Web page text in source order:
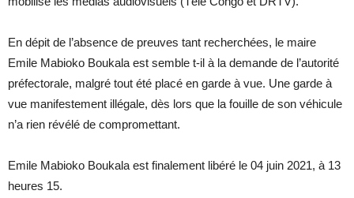
En dépit de l’absence de preuves tant recherchées, le maire
Emile Mabioko Boukala est semble t-il à la demande de l’autorité
préfectorale, malgré tout été placé en garde à vue. Une garde à
vue manifestement illégale, dès lors que la fouille de son véhicule
n’a rien révélé de compromettant.
Emile Mabioko Boukala est finalement libéré le 04 juin 2021, à 13
heures 15.